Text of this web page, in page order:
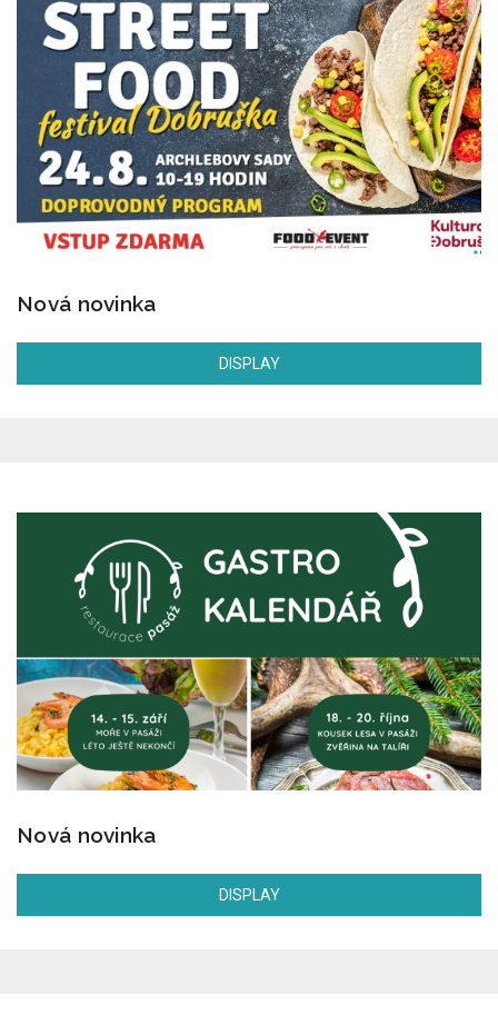
Nová novinka
DISPLAY
Nová novinka
DISPLAY